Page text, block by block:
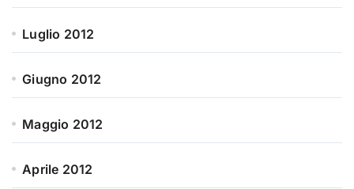
Luglio 2012
Giugno 2012
Maggio 2012
Aprile 2012